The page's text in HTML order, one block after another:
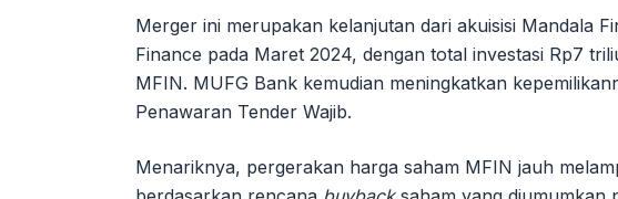
Merger ini merupakan kelanjutan dari akuisisi Mandala
Finance pada Maret 2024, dengan total investasi Rp7
MFIN. MUFG Bank kemudian meningkatkan
Penawaran Tender Wajib.
Menariknya, pergerakan harga saham MFIN jauh